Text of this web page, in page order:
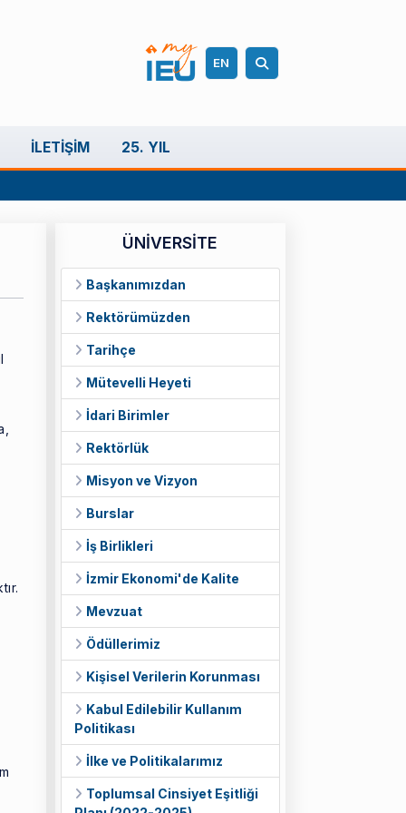
EN
İLETIŞIM 25. YIL
ÜNİVERSİTE
Başkanımızdan
Rektörümüzden
Tarihçe
Mütevelli Heyeti
İdari Birimler
Rektörlük
Misyon ve Vizyon
Burslar
İş Birlikleri
İzmir Ekonomi'de Kalite
Mevzuat
Ödüllerimiz
Kişisel Verilerin Korunması
Kabul Edilebilir Kullanım
Politikası
İlke ve Politikalarımız
Toplumsal Cinsiyet Eşitliği